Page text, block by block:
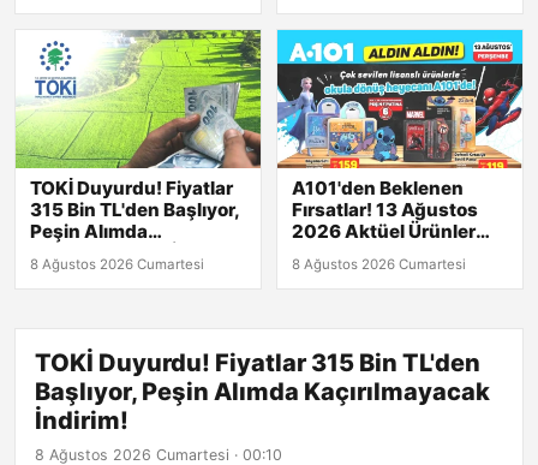
TOKİ Duyurdu! Fiyatlar
315 Bin TL'den Başlıyor,
Peşin Alımda
Kaçırılmayacak İndirim!
8 Ağustos 2026 Cumartesi
A101'den Beklenen
Fırsatlar! 13 Ağustos
2026 Aktüel Ürünler
Listesiyle Karşınızda!
8 Ağustos 2026 Cumartesi
TOKİ Duyurdu! Fiyatlar 315 Bin TL'den
Başlıyor, Peşin Alımda Kaçırılmayacak
İndirim!
8 Ağustos 2026 Cumartesi · 00:10